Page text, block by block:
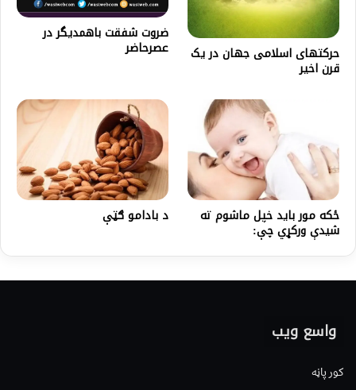
حرکتهای اسلامی جهان در یک
قرن اخیر
ضروت شفقت باهمديگر در
عصرحاضر
ځکه مور باید خپل ماشوم ته
شیدې ورکړي چې:
د بادامو ګټې
واسع ویب
کور پاڼه